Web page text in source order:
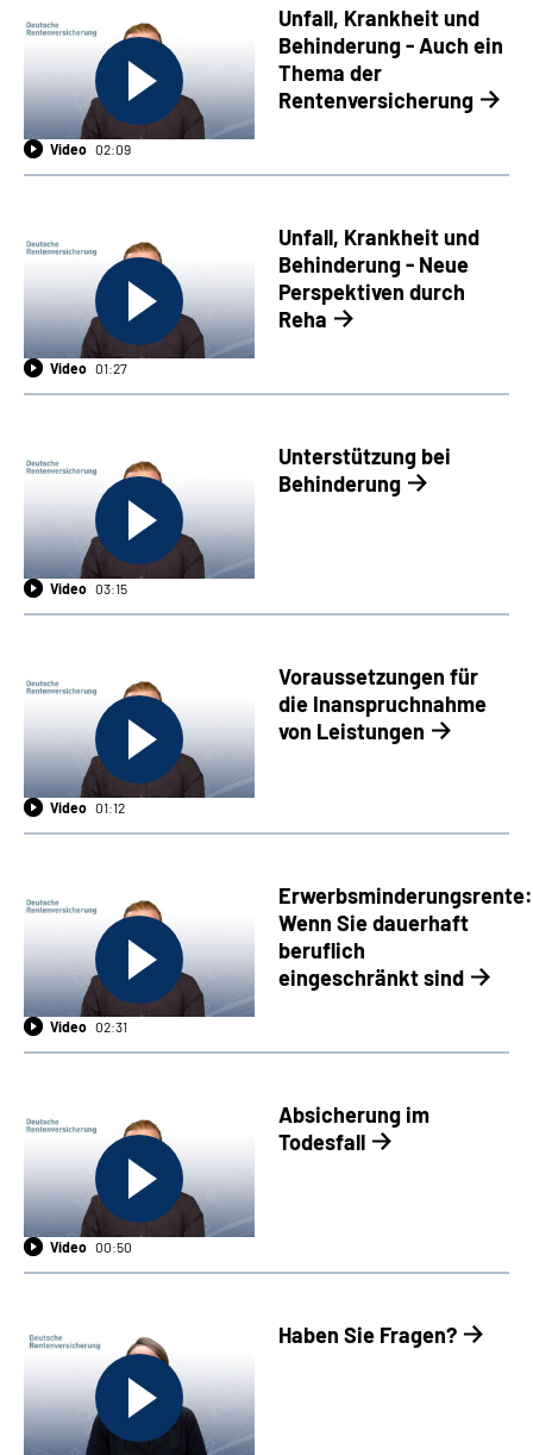
Unfall, Krankheit und
Behinderung - Auch ein
Thema der
Rentenversicherung
Video 02:09
Unfall, Krankheit und
Behinderung - Neue
Perspektiven durch
Reha
Video 01:27
Unterstützung bei
Behinderung
Video 03:15
Voraussetzungen für
die Inanspruchnahme
von Leistungen
Video 01:12
Erwerbsminderungsrente:
Wenn Sie dauerhaft
beruflich
eingeschränkt sind
Video 02:31
Absicherung im
Todesfall
Video 00:50
Haben Sie Fragen?